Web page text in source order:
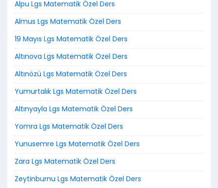
Alpu Lgs Matematik Özel Ders
Almus Lgs Matematik Özel Ders
19 Mayıs Lgs Matematik Özel Ders
Altınova Lgs Matematik Özel Ders
Altınözü Lgs Matematik Özel Ders
Yumurtalık Lgs Matematik Özel Ders
Altınyayla Lgs Matematik Özel Ders
Yomra Lgs Matematik Özel Ders
Yunusemre Lgs Matematik Özel Ders
Zara Lgs Matematik Özel Ders
Zeytinburnu Lgs Matematik Özel Ders